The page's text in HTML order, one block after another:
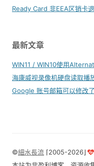
Ready Card 非EEA区销卡
最新文章
WIN11 / WIN10使用
海康威视录像机硬盘读取播
Google 账号邮箱可以修改了
©細水長流 ⌈2005-2026⌋